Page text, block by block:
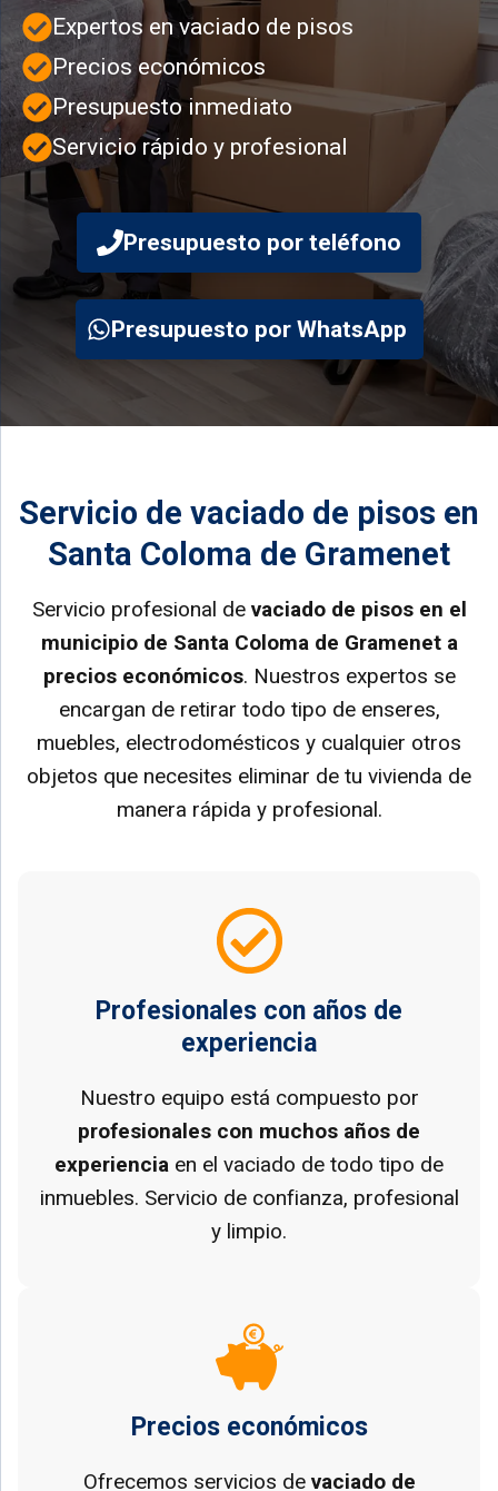
Expertos en vaciado de pisos
Precios económicos
Presupuesto inmediato
Servicio rápido y profesional
Presupuesto por teléfono
Presupuesto por WhatsApp
Servicio de vaciado de pisos en
Santa Coloma de Gramenet
Servicio profesional de vaciado de pisos en el
municipio de Santa Coloma de Gramenet a
precios económicos. Nuestros expertos se
encargan de retirar todo tipo de enseres,
muebles, electrodomésticos y cualquier otros
objetos que necesites eliminar de tu vivienda de
manera rápida y profesional.
Profesionales con años de
experiencia
Nuestro equipo está compuesto por
profesionales con muchos años de
experiencia en el vaciado de todo tipo de
inmuebles. Servicio de confianza, profesional
y limpio.
Precios económicos
Ofrecemos servicios de vaciado de